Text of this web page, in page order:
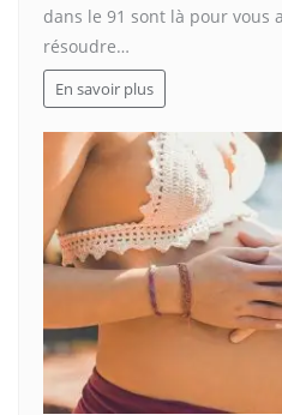
dans le 91 sont là pour vous
résoudre…
En savoir plus